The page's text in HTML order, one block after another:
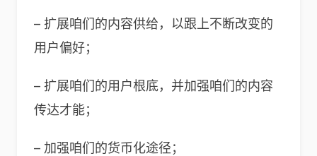
– 扩展咱们的内容供给，以跟上不断改变的
用户偏好；
– 扩展咱们的用户根底，并加强咱们的内容
传达才能；
– 加强咱们的货币化途径；